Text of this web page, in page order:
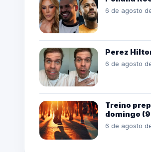
6 de agosto
Perez
6 de agosto
Treino
domingo
6 de agosto